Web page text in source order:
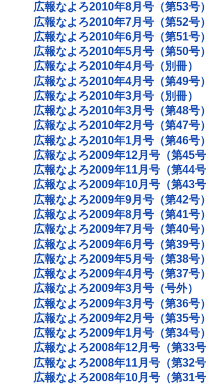
広報なよろ2010年8月号（第53号）
広報なよろ2010年7月号（第52号）
広報なよろ2010年6月号（第51号）
広報なよろ2010年5月号（第50号）
広報なよろ2010年4月号（別冊）
広報なよろ2010年4月号（第49号）
広報なよろ2010年3月号（別冊）
広報なよろ2010年3月号（第48号）
広報なよろ2010年2月号（第47号）
広報なよろ2010年1月号（第46号）
広報なよろ2009年12月号（第45号
広報なよろ2009年11月号（第44号
広報なよろ2009年10月号（第43号
広報なよろ2009年9月号（第42号）
広報なよろ2009年8月号（第41号）
広報なよろ2009年7月号（第40号）
広報なよろ2009年6月号（第39号）
広報なよろ2009年5月号（第38号）
広報なよろ2009年4月号（第37号）
広報なよろ2009年3月号（号外）
広報なよろ2009年3月号（第36号）
広報なよろ2009年2月号（第35号）
広報なよろ2009年1月号（第34号）
広報なよろ2008年12月号（第33号
広報なよろ2008年11月号（第32号
広報なよろ2008年10月号（第31号